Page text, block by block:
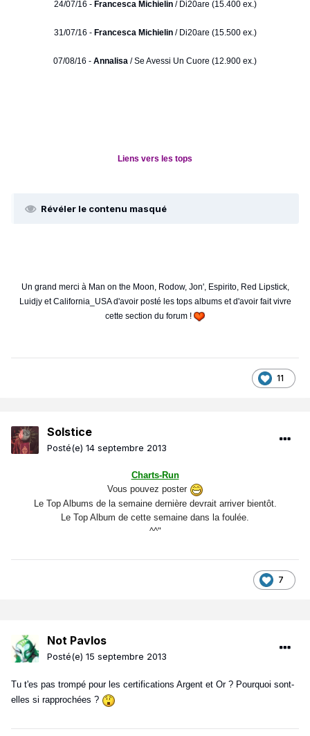
24/07/16 - Francesca Michielin/ Di20are (15.400 ex.)
31/07/16 - Francesca Michielin/ Di20are (15.500 ex.)
07/08/16 - Annalisa / Se Avessi Un Cuore (12.900 ex.)
Liens vers les tops
Révéler le contenu masqué
Un grand merci à Man on the Moon, Rodow, Jon', Espirito, Red Lipstick,
Luidjy et California_USA d'avoir posté les tops albums et d'avoir fait vivre
cette section du forum !
11
Solstice
Posté(e) 14 septembre 2013
Charts-Run
Vous pouvez poster
Le Top Albums de la semaine dernière devrait arriver bientôt.
Le Top Album de cette semaine dans la foulée.
^^"
7
Not Pavlos
Posté(e) 15 septembre 2013
Tu t'es pas trompé pour les certifications Argent et Or ? Pourquoi sont-
elles si rapprochées ?